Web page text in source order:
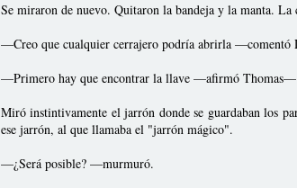
Se miraron de nuevo. Quitaron la bandeja y la manta. La
—Creo que cualquier cerrajero podría abrirla —comentó
—Primero hay que encontrar la llave —afirmó Thomas—.
Miró instintivamente el jarrón donde se guardaban los
ese jarrón, al que llamaba el "jarrón mágico".
—¿Será posible? —murmuró.